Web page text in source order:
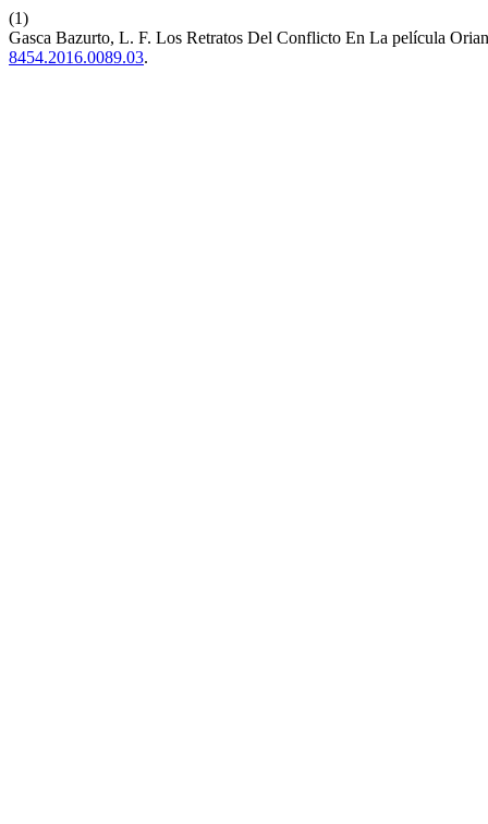
(1)
Gasca Bazurto, L. F. Los Retratos Del Conflicto En La película
8454.2016.0089.03.